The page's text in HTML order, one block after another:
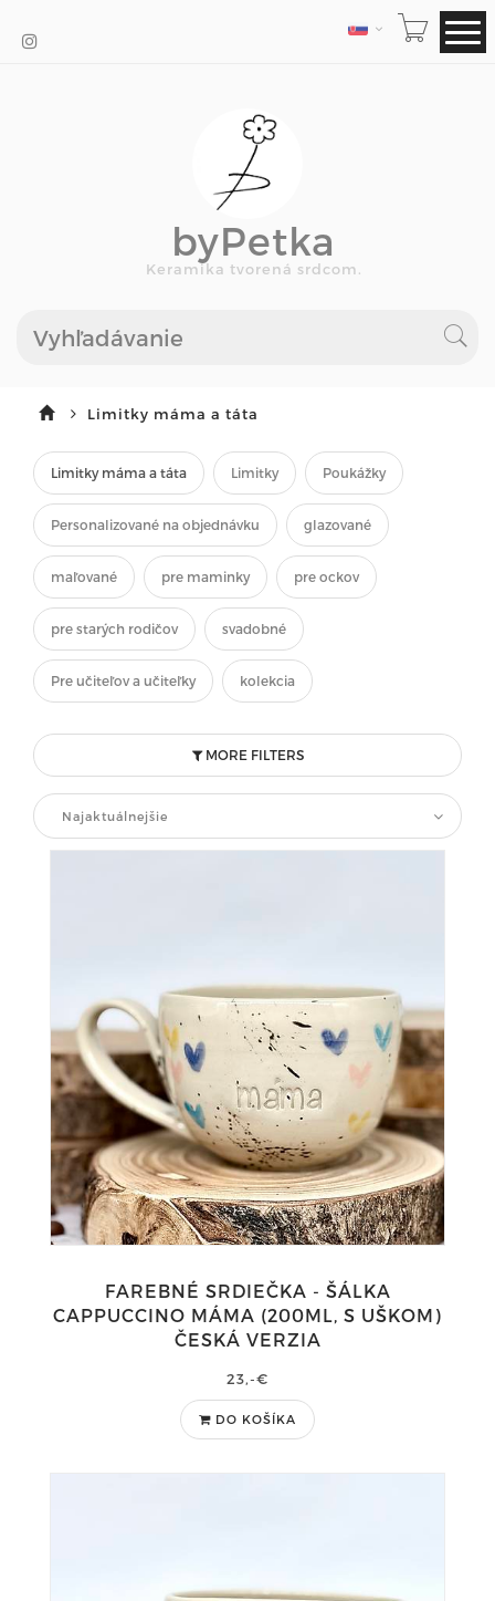
JAZYK
byPetka
Keramika tvorená srdcom.
Limitky máma a táta
Limitky máma a táta Limitky Poukážky
Personalizované na objednávku glazované
maľované pre maminky pre ockov
pre starých rodičov svadobné
Pre učiteľov a učiteľky kolekcia
MORE FILTERS
Najaktuálnejšie
FAREBNÉ SRDIEČKA - ŠÁLKA
CAPPUCCINO MÁMA (200ML, S UŠKOM)
ČESKÁ VERZIA
23,-€
DO KOŠÍKA